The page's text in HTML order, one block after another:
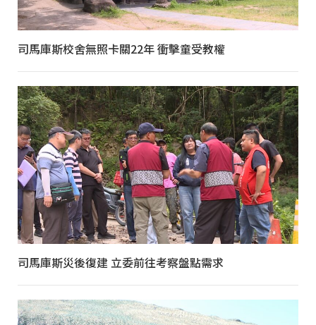
司馬庫斯校舍無照卡關22年 衝擊童受教權
司馬庫斯災後復建 立委前往考察盤點需求